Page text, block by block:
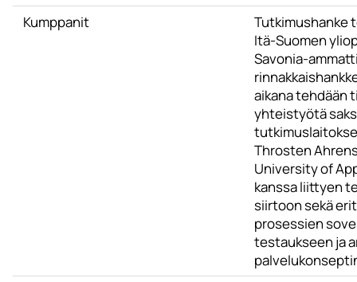
Kumppanit
Tutkimushanke
Itä-Suomen
Savonia-
aikana tehdään
yhteistyötä
Throsten
University of
kanssa liittyen
siirtoon sekä
prosessien
testaukseen ja